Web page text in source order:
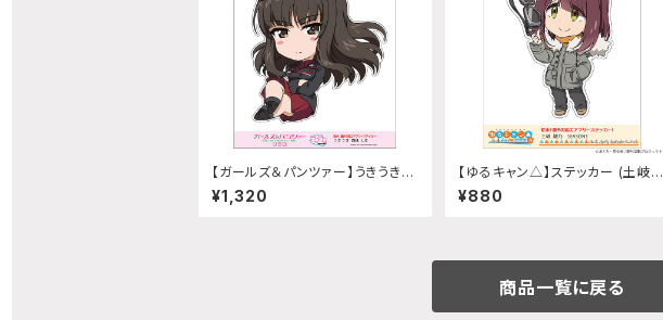
【ガールズ＆パンツァー】うきうきス
テッカー (西住しほ)A5サイズ
¥1,320
【ゆるキャン△】ステッカー (土岐綾
乃『SEASON3』)
¥880
商品一覧に戻る